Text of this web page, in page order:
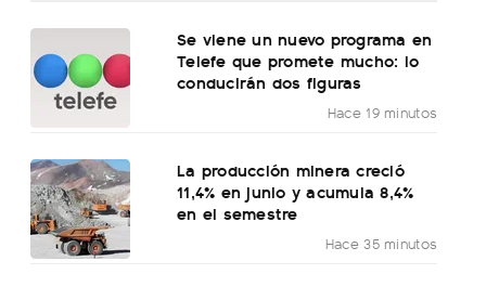
Se viene un nuevo programa en
Telefe que promete mucho: lo
conducirán dos figuras
Hace 19 minutos
La producción minera creció
11,4% en junio y acumula 8,4%
en el semestre
Hace 35 minutos